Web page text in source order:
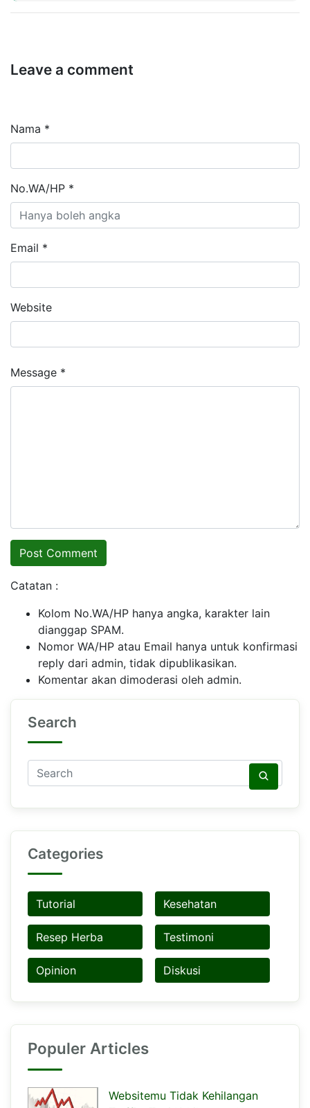
Leave a comment
Nama *
No.WA/HP *
Email *
Website
Message *
Catatan :
Kolom No.WA/HP hanya angka, karakter lain
dianggap SPAM.
Nomor WA/HP atau Email hanya untuk konfirmasi
reply dari admin, tidak dipublikasikan.
Komentar akan dimoderasi oleh admin.
Search
Categories
Tutorial Kesehatan
Resep Herba Testimoni
Opinion Diskusi
Populer Articles
Websitemu Tidak Kehilangan